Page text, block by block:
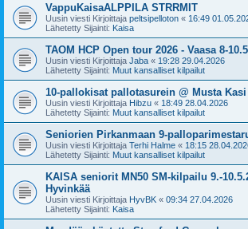
VappuKaisaALPPILA STRRMIT
Uusin viesti Kirjoittaja peltsipelloton « 16:49
Lähetetty Sijainti: Kaisa
TAOM HCP Open tour 2026 - Vaasa 8-
Uusin viesti Kirjoittaja Jaba « 19:28 29.04.2026
Lähetetty Sijainti: Muut kansalliset kilpailut
10-pallokisat pallotasurein @ Musta Kasi
Uusin viesti Kirjoittaja Hibzu « 18:49 28.04.2026
Lähetetty Sijainti: Muut kansalliset kilpailut
Seniorien Pirkanmaan 9-
Uusin viesti Kirjoittaja Terhi Halme « 18:15
Lähetetty Sijainti: Muut kansalliset kilpailut
KAISA seniorit MN50 SM-kilpailu 9.-
Hyvinkää
Uusin viesti Kirjoittaja HyvBK « 09:34 27.04.2026
Lähetetty Sijainti: Kaisa